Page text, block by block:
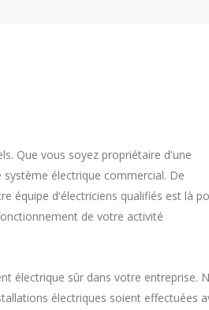
Que vous soyez propriétaire d'une
électrique commercial. De
équipe d'électriciens qualifiés est là
de votre activité
électrique sûr dans votre entreprise.
électriques soient effectuées